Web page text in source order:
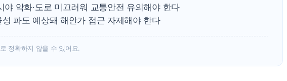
[베트남 증시] 유동성 부진 지속, 강보합 마
야 악화·도로 미끄러워 교통안전 유의해야 한다
파도 예상돼 해안가 접근 자제해야 한다
정확하지 않을 수 있어요.